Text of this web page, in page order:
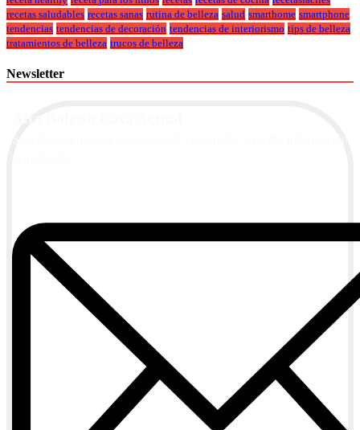
recetas saludables recetas sanas rutina de belleza salud smarthome smartphone
tendencias tendencias de decoración tendencias de interiorismo tips de belleza
tratamientos de belleza trucos de belleza
Newsletter